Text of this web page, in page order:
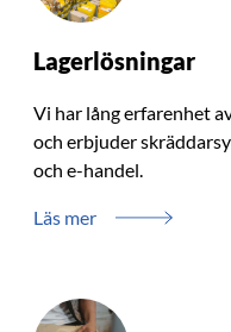
Lagerlösningar
Vi har lång erfarenhet
och erbjuder
och e-handel.
Läs mer